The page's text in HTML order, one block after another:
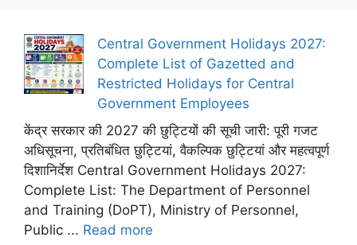
Central Government Holidays 2027:
Complete List of Gazetted and
Restricted Holidays for Central
Government Employees
केंद्र सरकार की 2027 की छुट्टियों की सूची जारी: पूरी गजट
अधिसूचना, प्रतिबंधित छुट्टियां, वैकल्पिक छुट्टियां और महत्वपूर्ण
दिशानिर्देश Central Government Holidays 2027:
Complete List: The Department of Personnel
and Training (DoPT), Ministry of Personnel,
Public ... Read more